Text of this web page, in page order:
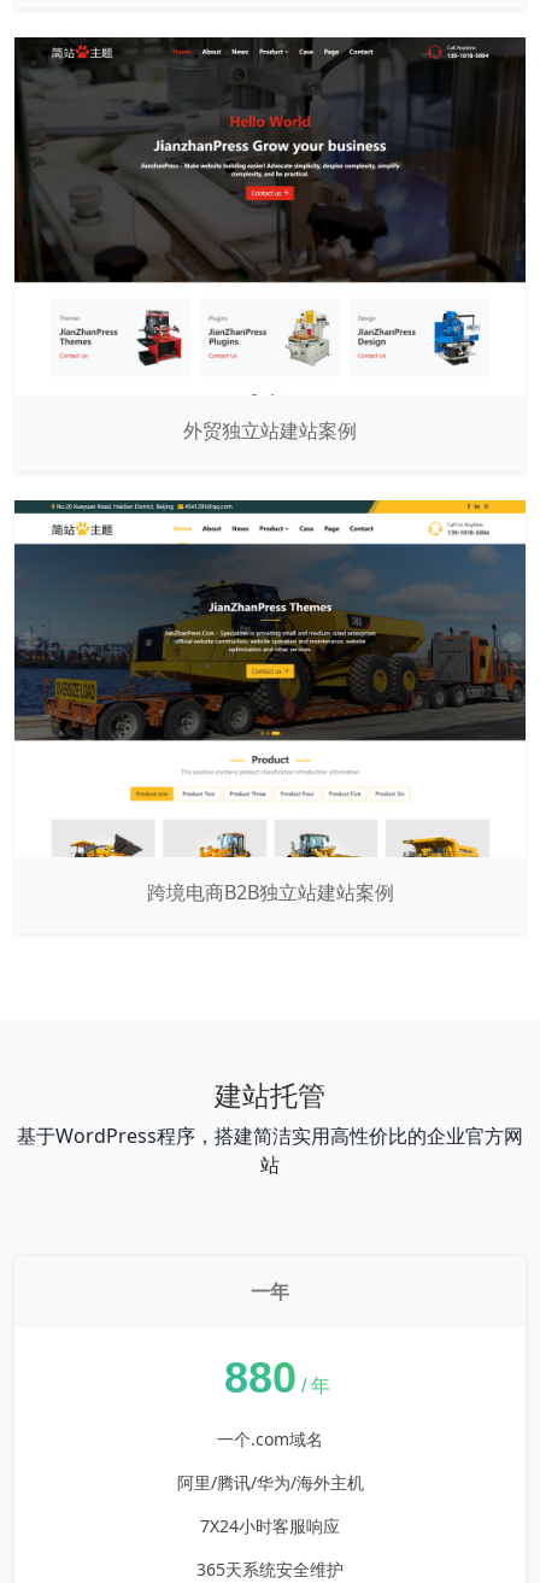
外贸独立站建站案例
跨境电商B2B独立站建站案例
建站托管
基于WordPress程序，搭建简洁实用高性价比的企业官方网
站
一年
880 / 年
一个.com域名
阿里/腾讯/华为/海外主机
7X24小时客服响应
365天系统安全维护